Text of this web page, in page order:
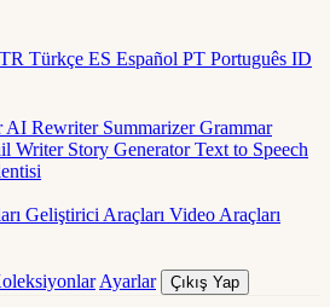
TR Türkçe ES Español PT Português ID
AI Rewriter SummarizerGrammar
Writer Story GeneratorText to Speech
Geliştirici Araçları Video Araçları
Ayarlar Çıkış Yap